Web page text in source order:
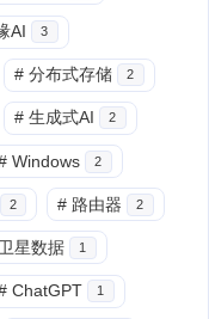
AI 3
# 分布式存储 2
# 生成式AI 2
Windows 2
2 # 路由器 2
卫星数据 1
ChatGPT 1